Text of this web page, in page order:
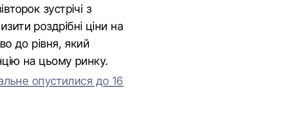
зустрічі з
роздрібні ціни на
до рівня, який
на цьому ринку.
опустилися до 16